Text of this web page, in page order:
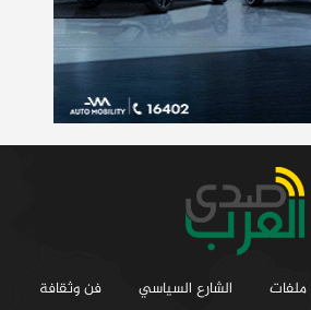
ملفات الشارع السياسي
فن وثقافة